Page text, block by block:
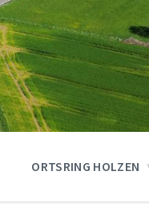
ORTSRING HOLZEN